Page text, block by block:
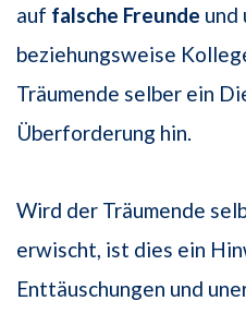
auf falsche Freunde
beziehungsweise
Träumende selber ein
Überforderung hin.
Wird der Träumende
erwischt, ist dies ein
Enttäuschungen und